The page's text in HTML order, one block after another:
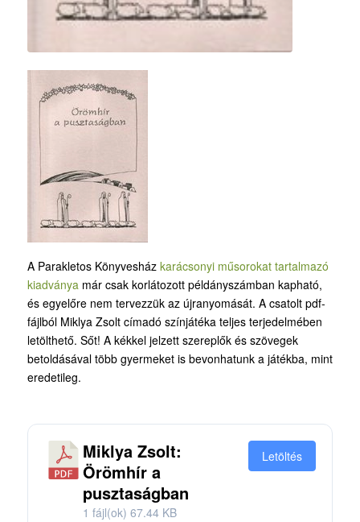
A Parakletos Könyvesház karácsonyi műsorokat tartalmazó
kiadványa már csak korlátozott példányszámban kapható,
és egyelőre nem tervezzük az újranyomását. A csatolt pdf-
fájlból Miklya Zsolt címadó színjátéka teljes terjedelmében
letölthető. Sőt! A kékkel jelzett szereplők és szövegek
betoldásával több gyermeket is bevonhatunk a játékba, mint
eredetileg.
Miklya Zsolt:
Örömhír a
pusztaságban
1 fájl(ok) 67.44 KB
Letöltés